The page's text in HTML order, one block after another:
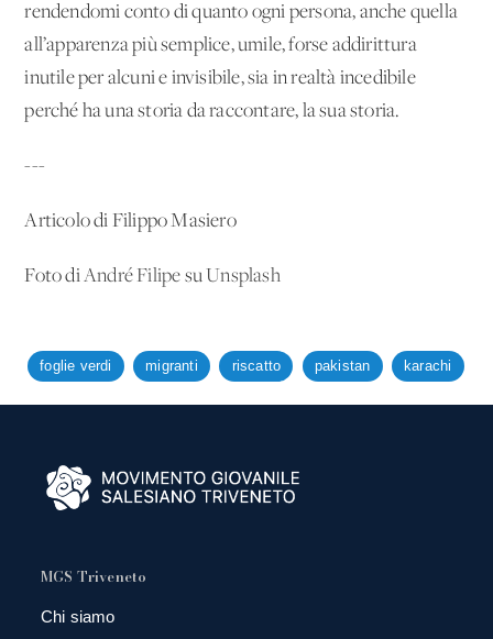
rendendomi conto di quanto ogni persona, anche quella
all’apparenza più semplice, umile, forse addirittura
inutile per alcuni e invisibile, sia in realtà incedibile
perché ha una storia da raccontare, la sua storia.
---
Articolo di Filippo Masiero
Foto diAndré Filipe suUnsplash
foglie verdi migranti riscatto pakistan karachi
MGS Triveneto
Chi siamo